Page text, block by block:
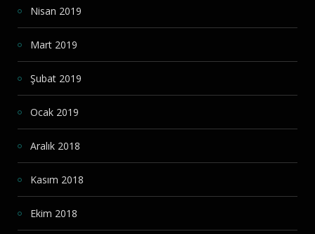
Nisan 2019
Mart 2019
Şubat 2019
Ocak 2019
Aralık 2018
Kasım 2018
Ekim 2018